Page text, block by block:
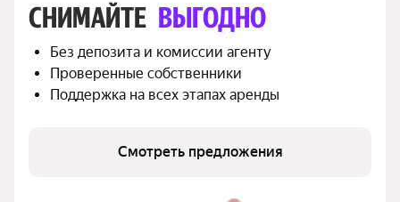
СНИМАЙТЕ ВЫГОДНО
Без депозита и комиссии агенту
Проверенные собственники
Поддержка на всех этапах аренды
Смотреть предложения